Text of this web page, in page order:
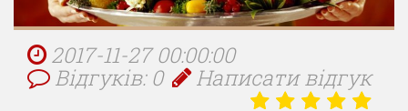
2017-11-27 00:00:00
Відгуків: 0
Написати відгук